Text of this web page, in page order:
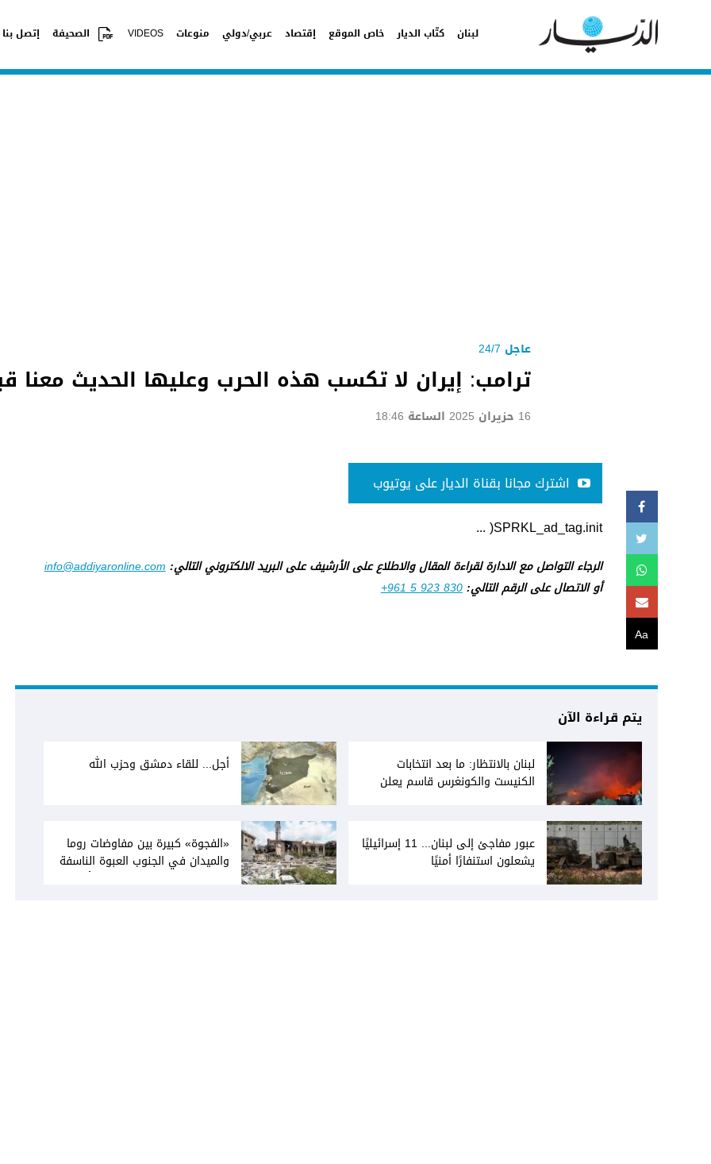
لبنان كتّاب الديار خاص الموقع إقتصاد عربي/دولي منوعات VIDEOS الصحيفة إتصل بنا
عاجل 24/7
ترامب: إيران لا تكسب هذه الحرب وعليها الحديث معنا
16 حزيران 2025 الساعة 18:46
Aa
اشترك مجانا بقناة الديار على يوتيوب
SPRKL_ad_tag.init( ...
الرجاء التواصل مع الادارة لقراءة المقال والاطلاع على الأرشيف على البريد الالكتروني التالي:info@addiyaronline.com
أو الاتصال على الرقم التالي:+961 5 923 830
يتم قراءة الآن
لبنان بالانتظار: ما بعد انتخابات
الكنيست والكونغرس قاسم يعلن
أجل... للقاء دمشق وحزب الله
عبور مفاجئ إلى لبنان... 11 إسرائيليًا
يشعلون استنفارًا أمنيًا
«الفجوة» كبيرة بين مفاوضات روما
والميدان في الجنوب العبوة الناسفة
في مجدل زون «رسالة» في أكثر من